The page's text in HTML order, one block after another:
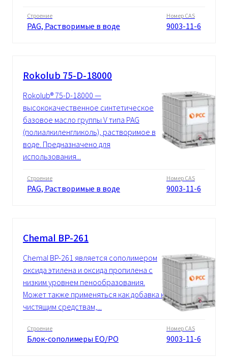
Строение
PAG, Растворимые в воде
Номер CAS
9003-11-6
Rokolub 75-D-18000
Rokolub® 75-D-18000 —
высококачественное синтетическое
базовое масло группы V типа PAG
(полиалкиленгликоль), растворимое в
воде. Предназначено для
использования...
Строение
PAG, Растворимые в воде
Номер CAS
9003-11-6
Chemal BP-261
Chemal BP-261 является сополимером
оксида этилена и оксида пропилена с
низким уровнем пенообразования.
Может также применяться как добавка к
чистящим средствам,...
Строение
Блок-сополимеры EO/PO
Номер CAS
9003-11-6